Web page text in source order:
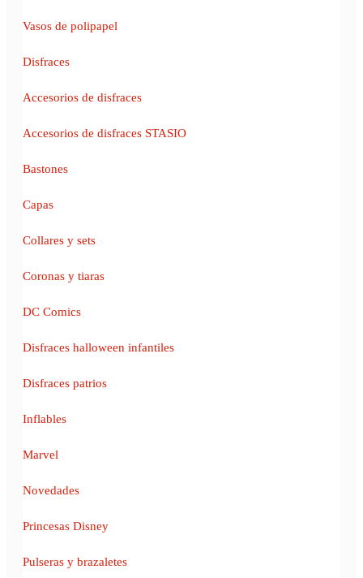
Vasos de polipapel
Disfraces
Accesorios de disfraces
Accesorios de disfraces STASIO
Bastones
Capas
Collares y sets
Coronas y tiaras
DC Comics
Disfraces halloween infantiles
Disfraces patrios
Inflables
Marvel
Novedades
Princesas Disney
Pulseras y brazaletes